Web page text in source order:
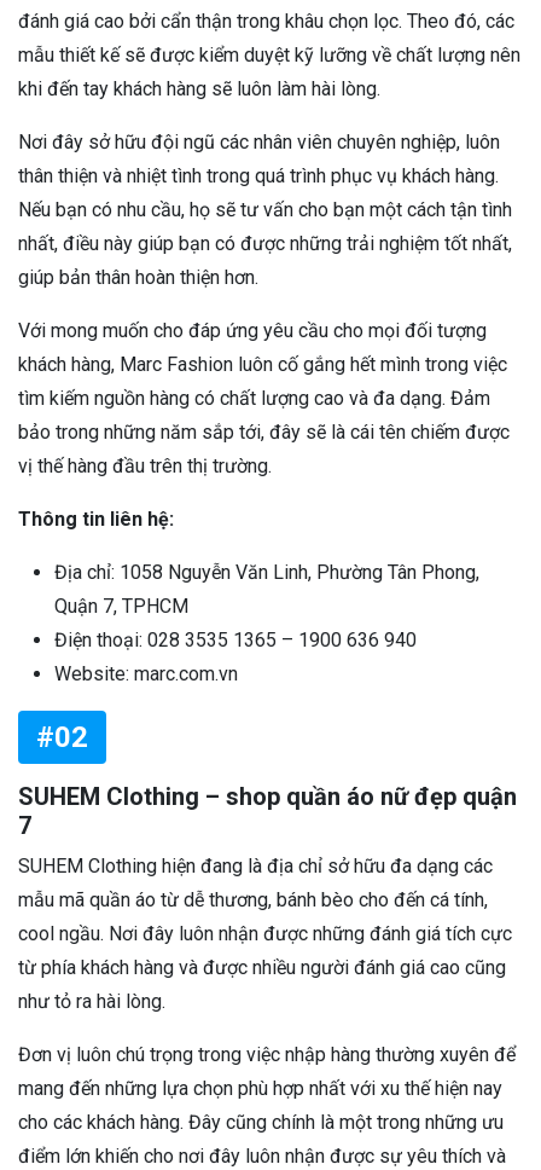
đánh giá cao bởi cẩn thận trong khâu chọn lọc. Theo đó, các
mẫu thiết kế sẽ được kiểm duyệt kỹ lưỡng về chất lượng nên
khi đến tay khách hàng sẽ luôn làm hài lòng.
Nơi đây sở hữu đội ngũ các nhân viên chuyên nghiệp, luôn
thân thiện và nhiệt tình trong quá trình phục vụ khách hàng.
Nếu bạn có nhu cầu, họ sẽ tư vấn cho bạn một cách tận tình
nhất, điều này giúp bạn có được những trải nghiệm tốt nhất,
giúp bản thân hoàn thiện hơn.
Với mong muốn cho đáp ứng yêu cầu cho mọi đối tượng
khách hàng, Marc Fashion luôn cố gắng hết mình trong việc
tìm kiếm nguồn hàng có chất lượng cao và đa dạng. Đảm
bảo trong những năm sắp tới, đây sẽ là cái tên chiếm được
vị thế hàng đầu trên thị trường.
Thông tin liên hệ:
Địa chỉ: 1058 Nguyễn Văn Linh, Phường Tân Phong,
Quận 7, TPHCM
Điện thoại: 028 3535 1365 – 1900 636 940
Website: marc.com.vn
#02
SUHEM Clothing – shop quần áo nữ đẹp quận
7
SUHEM Clothing hiện đang là địa chỉ sở hữu đa dạng các
mẫu mã quần áo từ dễ thương, bánh bèo cho đến cá tính,
cool ngầu. Nơi đây luôn nhận được những đánh giá tích cực
từ phía khách hàng và được nhiều người đánh giá cao cũng
như tỏ ra hài lòng.
Đơn vị luôn chú trọng trong việc nhập hàng thường xuyên để
mang đến những lựa chọn phù hợp nhất với xu thế hiện nay
cho các khách hàng. Đây cũng chính là một trong những ưu
điểm lớn khiến cho nơi đây luôn nhận được sự yêu thích và